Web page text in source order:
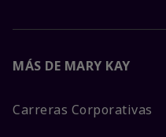
MÁS DE MARY KAY
Carreras Corporativas